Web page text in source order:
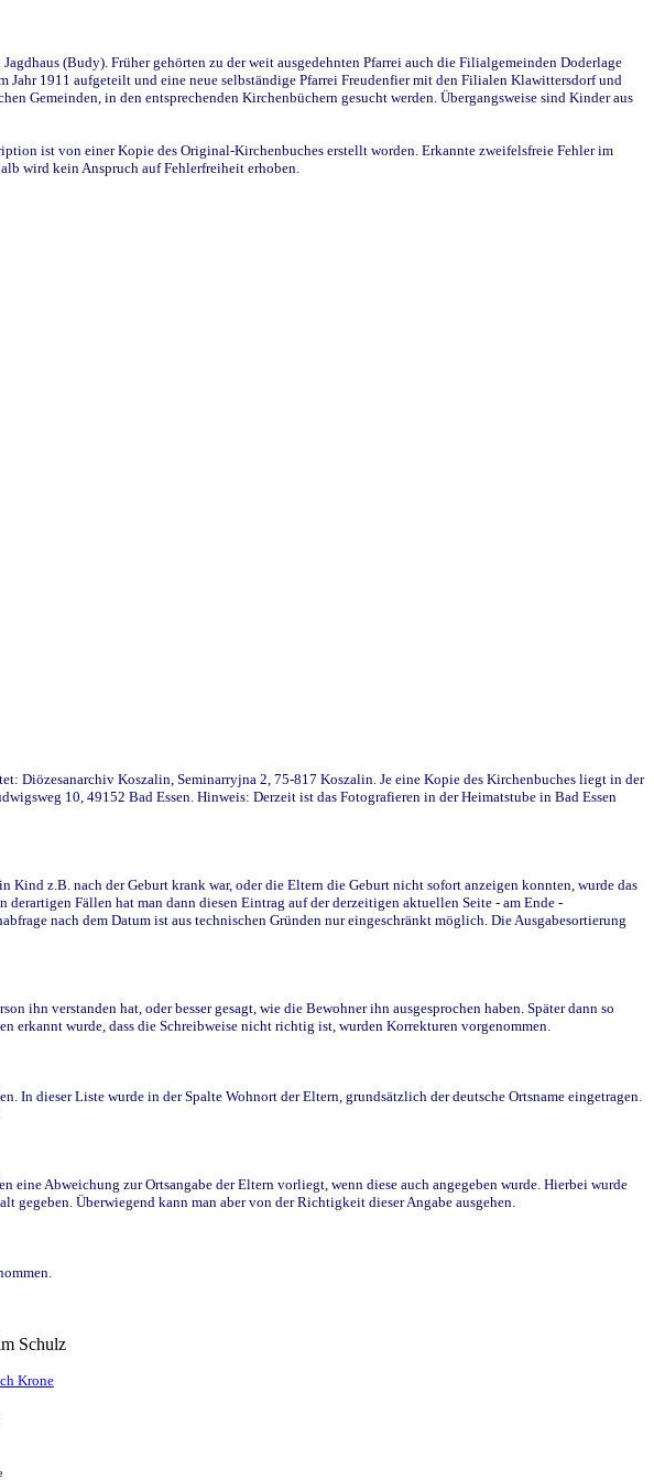
(Budy). Früher gehörten zu der weit ausgedehnten Pfarrei auch die Filialgemeinden Doderlage
1911 aufgeteilt und eine neue selbständige Pfarrei Freudenfier mit den Filialen Klawittersdorf und
Gemeinden, in den entsprechenden Kirchenbüchern gesucht werden. Übergangsweise sind Kinder aus
ist von einer Kopie des Original-Kirchenbuches erstellt worden. Erkannte zweifelsfreie Fehler im
wird kein Anspruch auf Fehlerfreiheit erhoben.
Diözesanarchiv Koszalin, Seminarryjna 2, 75-817 Koszalin. Je eine Kopie des Kirchenbuches liegt in der
10, 49152 Bad Essen. Hinweis: Derzeit ist das Fotografieren in der Heimatstube in Bad Essen
z.B. nach der Geburt krank war, oder die Eltern die Geburt nicht sofort anzeigen konnten, wurde das
Fällen hat man dann diesen Eintrag auf der derzeitigen aktuellen Seite - am Ende -
nach dem Datum ist aus technischen Gründen nur eingeschränkt möglich. Die Ausgabesortierung
ihn verstanden hat, oder besser gesagt, wie die Bewohner ihn ausgesprochen haben. Später dann so
erkannt wurde, dass die Schreibweise nicht richtig ist, wurden Korrekturen vorgenommen.
dieser Liste wurde in der Spalte Wohnort der Eltern, grundsätzlich der deutsche Ortsname eingetragen.
eine Abweichung zur Ortsangabe der Eltern vorliegt, wenn diese auch angegeben wurde. Hierbei wurde
Überwiegend kann man aber von der Richtigkeit dieser Angabe ausgehen.
Schulz
Krone